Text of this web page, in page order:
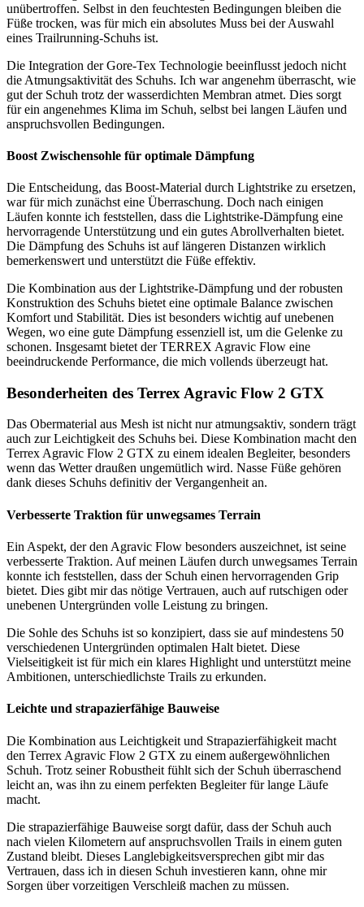
unübertroffen. Selbst in den feuchtesten Bedingungen bleiben die
Füße trocken, was für mich ein absolutes Muss bei der Auswahl
eines Trailrunning-Schuhs ist.
Die Integration der Gore-Tex Technologie beeinflusst jedoch nicht
die Atmungsaktivität des Schuhs. Ich war angenehm überrascht, wie
gut der Schuh trotz der wasserdichten Membran atmet. Dies sorgt
für ein angenehmes Klima im Schuh, selbst bei langen Läufen und
anspruchsvollen Bedingungen.
Boost Zwischensohle für optimale Dämpfung
Die Entscheidung, das Boost-Material durch Lightstrike zu ersetzen,
war für mich zunächst eine Überraschung. Doch nach einigen
Läufen konnte ich feststellen, dass die Lightstrike-Dämpfung eine
hervorragende Unterstützung und ein gutes Abrollverhalten bietet.
Die Dämpfung des Schuhs ist auf längeren Distanzen wirklich
bemerkenswert und unterstützt die Füße effektiv.
Die Kombination aus der Lightstrike-Dämpfung und der robusten
Konstruktion des Schuhs bietet eine optimale Balance zwischen
Komfort und Stabilität. Dies ist besonders wichtig auf unebenen
Wegen, wo eine gute Dämpfung essenziell ist, um die Gelenke zu
schonen. Insgesamt bietet der TERREX Agravic Flow eine
beeindruckende Performance, die mich vollends überzeugt hat.
Besonderheiten des Terrex Agravic Flow 2 GTX
Das Obermaterial aus Mesh ist nicht nur atmungsaktiv, sondern trägt
auch zur Leichtigkeit des Schuhs bei. Diese Kombination macht den
Terrex Agravic Flow 2 GTX zu einem idealen Begleiter, besonders
wenn das Wetter draußen ungemütlich wird. Nasse Füße gehören
dank dieses Schuhs definitiv der Vergangenheit an.
Verbesserte Traktion für unwegsames Terrain
Ein Aspekt, der den Agravic Flow besonders auszeichnet, ist seine
verbesserte Traktion. Auf meinen Läufen durch unwegsames Terrain
konnte ich feststellen, dass der Schuh einen hervorragenden Grip
bietet. Dies gibt mir das nötige Vertrauen, auch auf rutschigen oder
unebenen Untergründen volle Leistung zu bringen.
Die Sohle des Schuhs ist so konzipiert, dass sie auf mindestens 50
verschiedenen Untergründen optimalen Halt bietet. Diese
Vielseitigkeit ist für mich ein klares Highlight und unterstützt meine
Ambitionen, unterschiedlichste Trails zu erkunden.
Leichte und strapazierfähige Bauweise
Die Kombination aus Leichtigkeit und Strapazierfähigkeit macht
den Terrex Agravic Flow 2 GTX zu einem außergewöhnlichen
Schuh. Trotz seiner Robustheit fühlt sich der Schuh überraschend
leicht an, was ihn zu einem perfekten Begleiter für lange Läufe
macht.
Die strapazierfähige Bauweise sorgt dafür, dass der Schuh auch
nach vielen Kilometern auf anspruchsvollen Trails in einem guten
Zustand bleibt. Dieses Langlebigkeitsversprechen gibt mir das
Vertrauen, dass ich in diesen Schuh investieren kann, ohne mir
Sorgen über vorzeitigen Verschleiß machen zu müssen.